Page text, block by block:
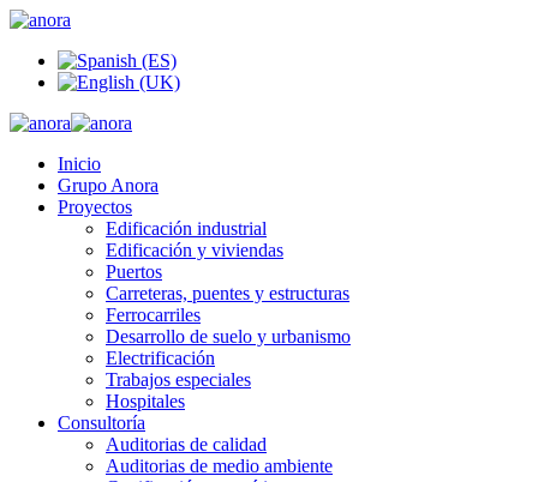
Inicio
Grupo Anora
Proyectos
Edificación industrial
Edificación y viviendas
Puertos
Carreteras, puentes y estructuras
Ferrocarriles
Desarrollo de suelo y urbanismo
Electrificación
Trabajos especiales
Hospitales
Consultoría
Auditorias de calidad
Auditorias de medio ambiente